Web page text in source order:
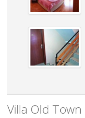
Villa Old Town